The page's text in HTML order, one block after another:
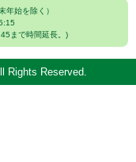
年始を除く）
まで時間延長。)
Rights Reserved.